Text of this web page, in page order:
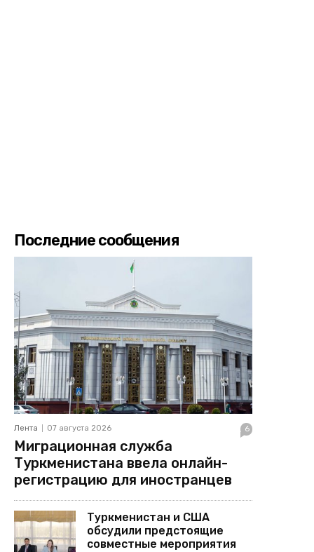
Последние сообщения
Лента 07 августа 2026 6
Миграционная служба
Туркменистана ввела онлайн-
регистрацию для иностранцев
Туркменистан и США
обсудили предстоящие
совместные мероприятия